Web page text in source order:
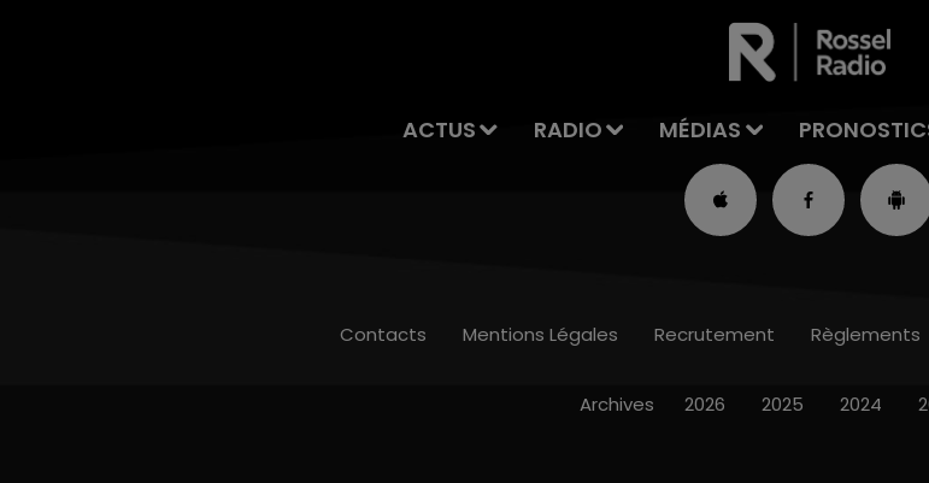
ACTUS RADIO MÉDIAS
Contacts Mentions Légales Recrutement Règlements
Archives 2026 2025 2024